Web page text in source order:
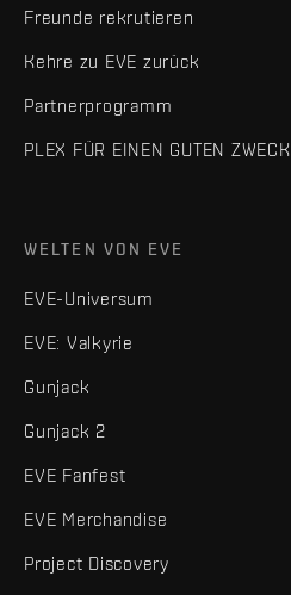
Freunde rekrutieren
Kehre zu EVE zurück
Partnerprogramm
PLEX FÜR EINEN GUTEN ZWECK
WELTEN VON EVE
EVE-Universum
EVE: Valkyrie
Gunjack
Gunjack 2
EVE Fanfest
EVE Merchandise
Project Discovery